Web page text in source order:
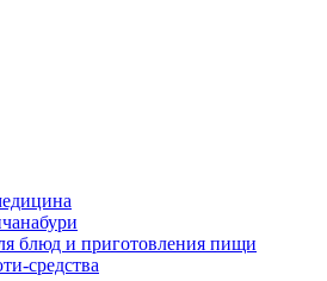
блюд и приготовления пищи
средства